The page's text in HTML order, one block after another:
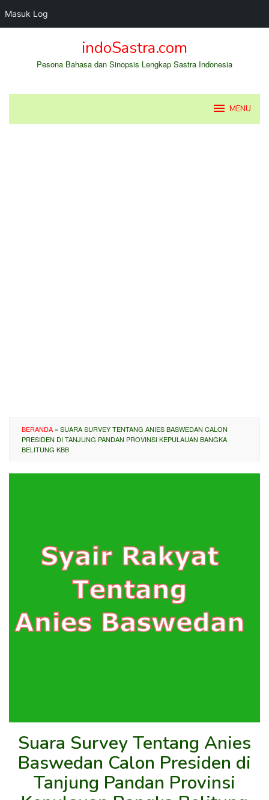
Masuk Log
indoSastra.com
Pesona Bahasa dan Sinopsis Lengkap Sastra Indonesia
MENU
BERANDA » SUARA SURVEY TENTANG ANIES BASWEDAN CALON
PRESIDEN DI TANJUNG PANDAN PROVINSI KEPULAUAN BANGKA
BELITUNG KBB
Suara Survey Tentang Anies
Baswedan Calon Presiden di
Tanjung Pandan Provinsi